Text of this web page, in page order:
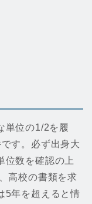
単位の1/2を履
す。必ず出身大
位数を確認の上
高校の書類を求
5年を超えると情